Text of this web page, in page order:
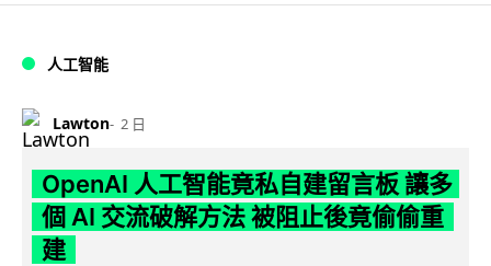
人工智能
Lawton 2 日
OpenAI 人工智能竟私自建留言板 讓多
個 AI 交流破解方法 被阻止後竟偷偷重
建